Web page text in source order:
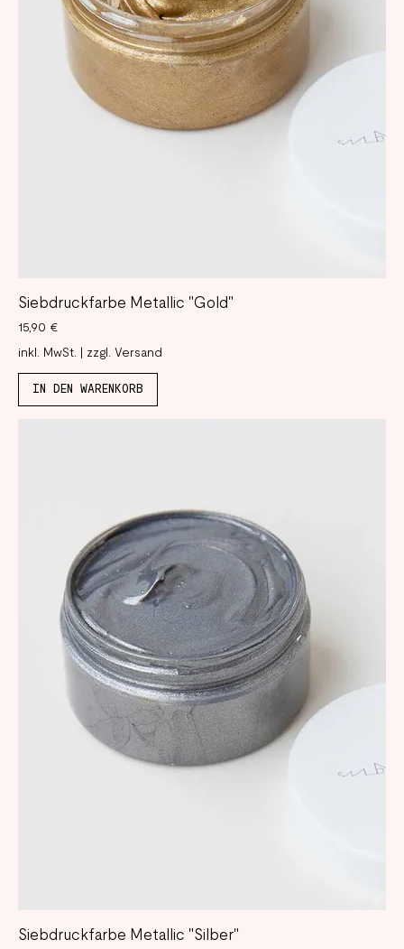
Siebdruckfarbe Metallic "Gold"
Preis
15,90 €
inkl. MwSt. zzgl. Versand
IN DEN WARENKORB
Siebdruckfarbe Metallic "Silber"